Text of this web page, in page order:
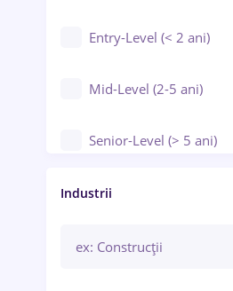
Entry-Level (< 2 ani)
Mid-Level (2-5 ani)
Senior-Level (> 5 ani)
Manager / Executiv
Industrii